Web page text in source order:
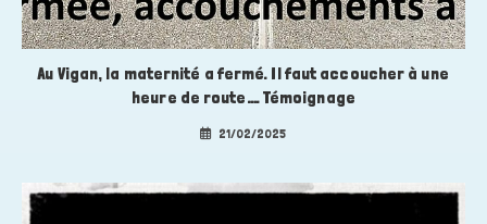
Au Vigan, la maternité a fermé. Il faut accoucher à une
heure de route…. Témoignage
21/02/2025